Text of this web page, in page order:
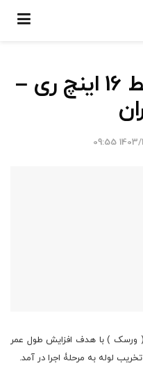
تعویض پوشش خط 16 اینچ ری –
1403/12/
ری – ساری ( ورسک ) با هدف افزایش طول عمر
لوله به مرحلۀ اجرا در آمد.